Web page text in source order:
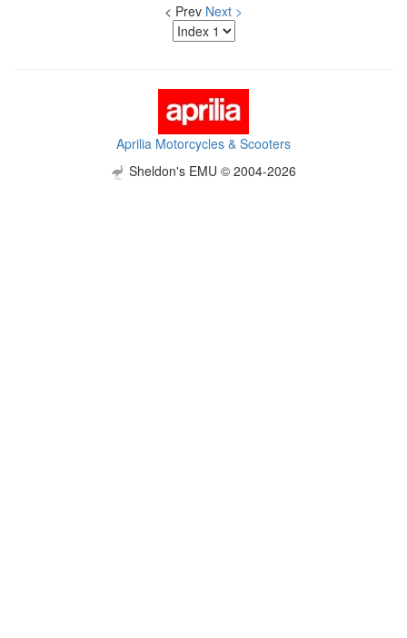
< Prev Next >
Aprilia Motorcycles & Scooters
Sheldon's EMU © 2004-2026